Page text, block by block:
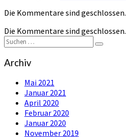
Die Kommentare sind geschlossen.
Die Kommentare sind geschlossen.
Suchen
nach:
Suchen
Archiv
Mai 2021
Januar 2021
April 2020
Februar 2020
Januar 2020
November 2019